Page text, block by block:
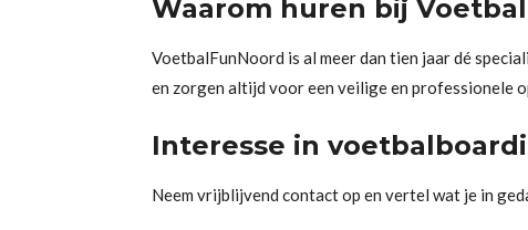
Waarom huren bij
VoetbalFunNoord is al meer dan tien jaar dé
en zorgen altijd voor een veilige en professionele
Interesse in
Neem vrijblijvend contact op en vertel wat je in